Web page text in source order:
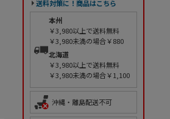
送料対策に！商品はこちら
本州
￥3,980以上で送料無料
￥3,980未満の場合￥880
北海道
￥3,980以上で送料無料
￥3,980未満の場合￥1,100
沖縄・離島配送不可